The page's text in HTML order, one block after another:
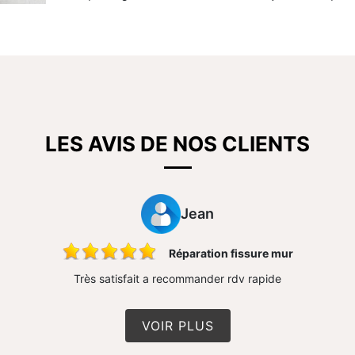
LES AVIS DE NOS CLIENTS
Jean
Réparation fissure mur
Très satisfait a recommander rdv rapide
VOIR PLUS